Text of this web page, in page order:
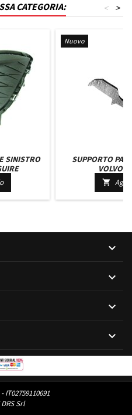
CATEGORIA: >
<
SINISTRO
Nuovo
SUPPORTO
VOLVO





IT02759110691
Srl